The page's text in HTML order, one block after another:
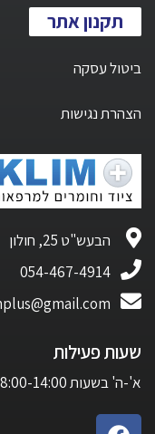
תקנון אתר
ביטול עסקה
הצהרת נגישות
הבעש"ט 25, חולון
054-467-4914
שעות פעילות
א'-ה' בשעות 08:00-14:00